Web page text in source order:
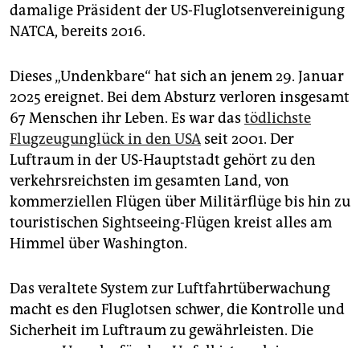
damalige Präsident der US-Fluglotsenvereinigung
NATCA, bereits 2016.
Dieses „Undenkbare“ hat sich an jenem 29. Januar
2025 ereignet. Bei dem Absturz verloren insgesamt
67 Menschen ihr Leben. Es war das tödlichste
Flugzeugunglück in den USA seit 2001. Der
Luftraum in der US-Hauptstadt gehört zu den
verkehrsreichsten im gesamten Land, von
kommerziellen Flügen über Militärflüge bis hin zu
touristischen Sightseeing-Flügen kreist alles am
Himmel über Washington.
Das veraltete System zur Luftfahrtüberwachung
macht es den Fluglotsen schwer, die Kontrolle und
Sicherheit im Luftraum zu gewährleisten. Die